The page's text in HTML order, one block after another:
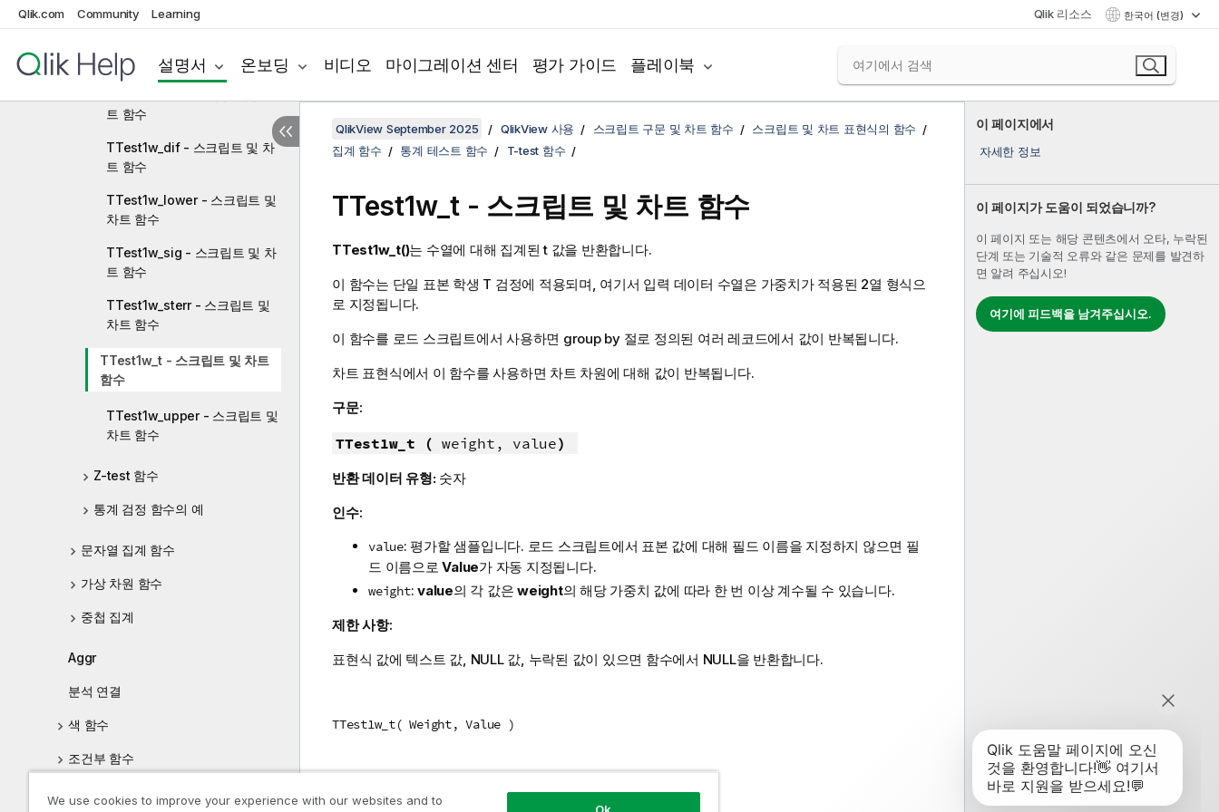
Qlik.com Community Learning Qlik 리소스 한국어 (변경)
설명서 온보딩 비디오 마이그레이션 센터 평가 가이드 플레이북
차트 함수
차트 함수
트 함수
TTest1w_dif - 스크립트 및 차
트 함수
TTest1w_lower - 스크립트 및
차트 함수
TTest1w_sig - 스크립트 및 차
트 함수
TTest1w_sterr - 스크립트 및
차트 함수
TTest1w_t - 스크립트 및 차트
함수
TTest1w_upper - 스크립트 및
차트 함수
Z-test 함수
통계 검정 함수의 예
문자열 집계 함수
가상 차원 함수
중첩 집계
Aggr
분석 연결
색 함수
조건부 함수
이 페이지에서
자세한 정보
이 페이지가 도움이 되었습니까?
이 페이지 또는 해당 콘텐츠에서 오타, 누락된
단계 또는 기술적 오류와 같은 문제를 발견하
면 알려 주십시오!
여기에 피드백을 남겨주십시오.
QlikView September 2025 QlikView 사용 스크립트 구문 및 차트 함수
스크립트 및 차트 표현식의 함수
집계 함수
통계 테스트 함수 T-test 함수
TTest1w_t- 스크립트 및 차트 함수
TTest1w_t()는 수열에 대해 집계된 t 값을 반환합니다.
이 함수는 단일 표본 학생 T 검정에 적용되며, 여기서 입력 데이터 수열은 가중치가 적용된 2열 형식으
로 지정됩니다.
이 함수를 로드 스크립트에서 사용하면 group by 절로 정의된 여러 레코드에서 값이 반복됩니다.
차트 표현식에서 이 함수를 사용하면 차트 차원에 대해 값이 반복됩니다.
구문:
TTest1w_t ( weight, value)
반환 데이터 유형: 숫자
인수:
value: 평가할 샘플입니다. 로드 스크립트에서 표본 값에 대해 필드 이름을 지정하지 않으면 필
드 이름으로Value가 자동 지정됩니다.
weight: value의 각 값은 weight의 해당 가중치 값에 따라 한 번 이상 계수될 수 있습니다.
제한 사항:
표현식 값에 텍스트 값, NULL값, 누락된 값이 있으면 함수에서 NULL을 반환합니다.
TTest1w_t( Weight, Value )
자세한 정보
We use cookies to improve your experience with our websites and to